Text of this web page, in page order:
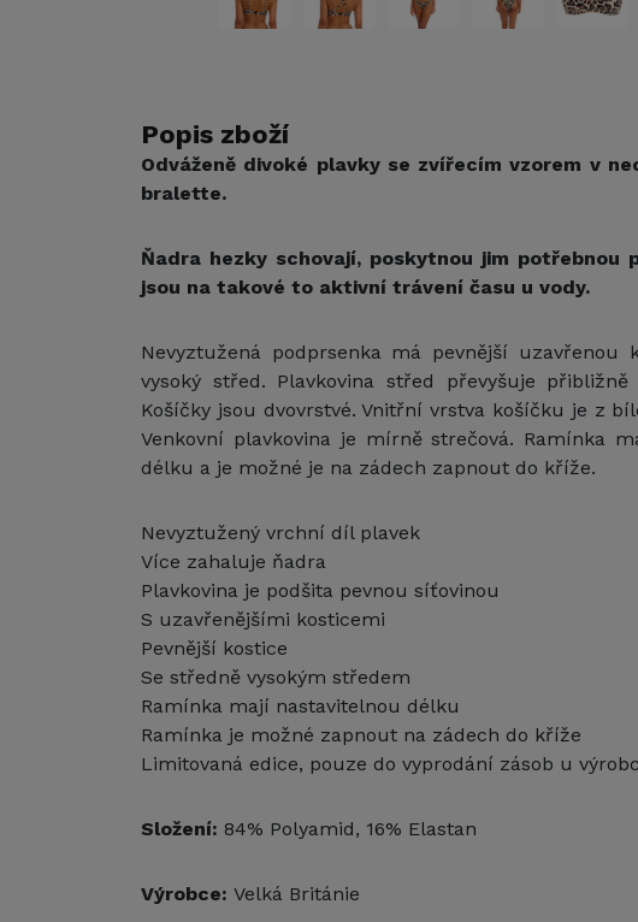
Popis zboží
Odváženě divoké plavky se zvířecím vzorem v
bralette.
Ňadra hezky schovají, poskytnou jim potřebnou
jsou na takové to aktivní trávení času u vody.
Nevyztužená podprsenka má pevnější uzavřenou
vysoký střed. Plavkovina střed převyšuje
Košíčky jsou dvovrstvé. Vnitřní vrstva košíčku je z
Venkovní plavkovina je mírně strečová. Ramínka
délku a je možné je na zádech zapnout do kříže.
Nevyztužený vrchní díl plavek
Více zahaluje ňadra
Plavkovina je podšita pevnou síťovinou
S uzavřenějšími kosticemi
Pevnější kostice
Se středně vysokým středem
Ramínka mají nastavitelnou délku
Ramínka je možné zapnout na zádech do kříže
Limitovaná edice, pouze do vyprodání zásob u
Složení: 84% Polyamid, 16% Elastan
Výrobce: Velká Británie